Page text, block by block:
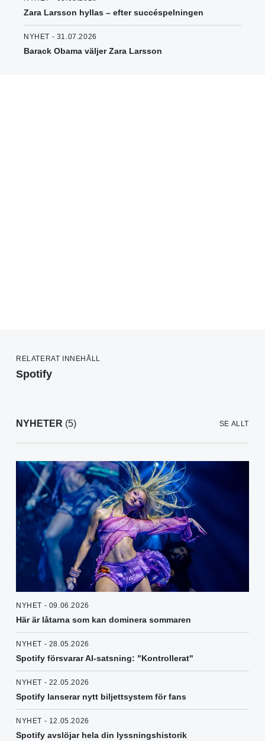
Zara Larsson hyllas – efter succéspelningen
NYHET - 31.07.2026
Barack Obama väljer Zara Larsson
RELATERAT INNEHÅLL
Spotify
NYHETER (5) SE ALLT
NYHET - 09.06.2026
Här är låtarna som kan dominera sommaren
NYHET - 28.05.2026
Spotify försvarar AI-satsning: "Kontrollerat"
NYHET - 22.05.2026
Spotify lanserar nytt biljettsystem för fans
NYHET - 12.05.2026
Spotify avslöjar hela din lyssningshistorik